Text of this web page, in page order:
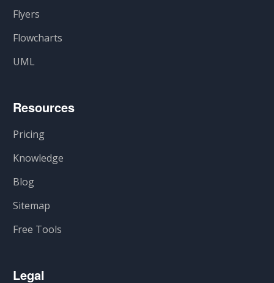
Flyers
Flowcharts
UML
Resources
Pricing
Knowledge
Blog
Sitemap
Free Tools
Legal